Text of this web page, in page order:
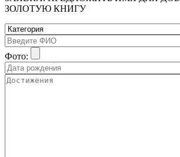
ЗОЛОТУЮ КНИГУ
Фото: